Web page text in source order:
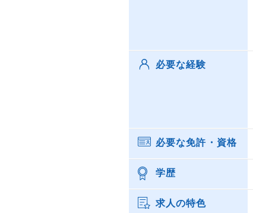
必要な経験
必要な免許・資格
学歴
求人の特色